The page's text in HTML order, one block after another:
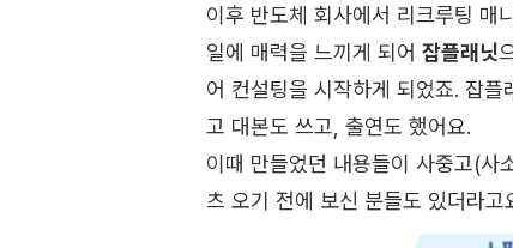
이후 반도체 회사에서 리크루팅
일에 매력을 느끼게 되어 잡플래닛
어 컨설팅을 시작하게 되었죠. 잡
고 대본도 쓰고, 출연도 했어요.
이때 만들었던 내용들이 사중고(사
츠 오기 전에 보신 분들도 있더라고